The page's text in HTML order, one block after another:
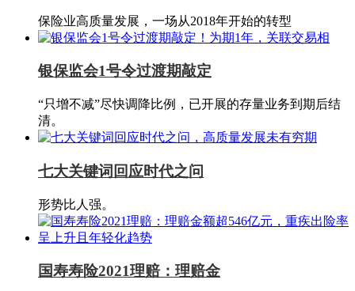
保险业高质量发展，一场从2018年开始的转型
银保监会1号令过渡期敲定
“只增不减”尽快调降比例，已开展的存量业务到期后结
清。
七大关键词回应时代之问
形势比人强。
国寿寿险2021理赔：理赔金